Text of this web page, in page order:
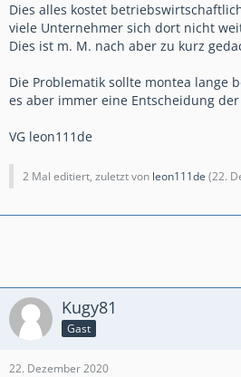
Dies alles kostet
viele Unternehmer sich dort nicht
Dies ist m. M. nach aber zu kurz
Die Problematik sollte montea lange
es aber immer eine Entscheidung
VG leon111de
2 Mal editiert, zuletzt von leon111de (22.
Kugy81
Gast
22. Dezember 2020